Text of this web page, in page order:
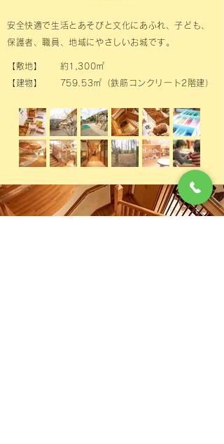
安全快適で生活とあそびと文化にあふれ、子ども、
保護者、職員、地域にやさしいお城です。
【敷地】 約1,300㎡
【建物】 759.53㎡（鉄筋コンクリート2階建）